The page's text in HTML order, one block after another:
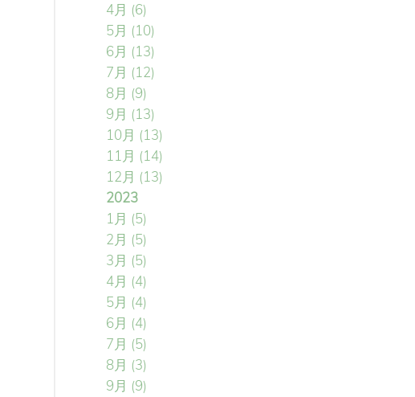
4月 (6)
5月 (10)
6月 (13)
7月 (12)
8月 (9)
9月 (13)
10月 (13)
11月 (14)
12月 (13)
2023
1月 (5)
2月 (5)
3月 (5)
4月 (4)
5月 (4)
6月 (4)
7月 (5)
8月 (3)
9月 (9)